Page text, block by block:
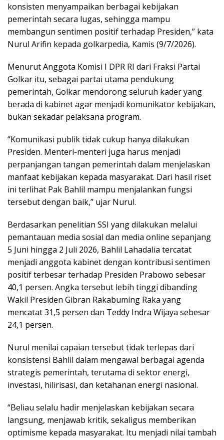
konsisten menyampaikan berbagai kebijakan
pemerintah secara lugas, sehingga mampu
membangun sentimen positif terhadap Presiden,” kata
Nurul Arifin kepada golkarpedia, Kamis (9/7/2026).
Menurut Anggota Komisi I DPR RI dari Fraksi Partai
Golkar itu, sebagai partai utama pendukung
pemerintah, Golkar mendorong seluruh kader yang
berada di kabinet agar menjadi komunikator kebijakan,
bukan sekadar pelaksana program.
“Komunikasi publik tidak cukup hanya dilakukan
Presiden. Menteri-menteri juga harus menjadi
perpanjangan tangan pemerintah dalam menjelaskan
manfaat kebijakan kepada masyarakat. Dari hasil riset
ini terlihat Pak Bahlil mampu menjalankan fungsi
tersebut dengan baik,” ujar Nurul.
Berdasarkan penelitian SSI yang dilakukan melalui
pemantauan media sosial dan media online sepanjang
5 Juni hingga 2 Juli 2026, Bahlil Lahadalia tercatat
menjadi anggota kabinet dengan kontribusi sentimen
positif terbesar terhadap Presiden Prabowo sebesar
40,1 persen. Angka tersebut lebih tinggi dibanding
Wakil Presiden Gibran Rakabuming Raka yang
mencatat 31,5 persen dan Teddy Indra Wijaya sebesar
24,1 persen.
Nurul menilai capaian tersebut tidak terlepas dari
konsistensi Bahlil dalam mengawal berbagai agenda
strategis pemerintah, terutama di sektor energi,
investasi, hilirisasi, dan ketahanan energi nasional.
“Beliau selalu hadir menjelaskan kebijakan secara
langsung, menjawab kritik, sekaligus memberikan
optimisme kepada masyarakat. Itu menjadi nilai tambah